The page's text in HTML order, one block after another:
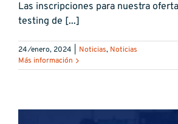
Las inscripciones para nuestra
testing de [...]
24 ⁄enero, 2024 Noticias, Noticias
Más información